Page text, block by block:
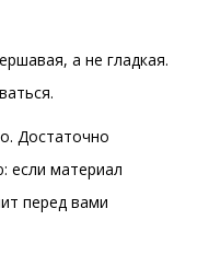
а не гладкая.
Достаточно
если материал
перед вами